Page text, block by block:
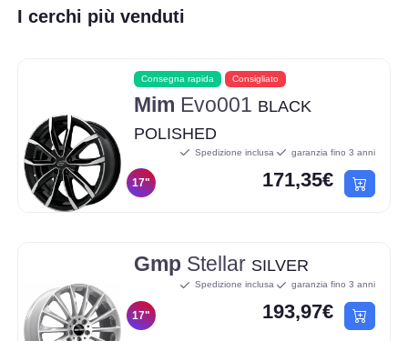
I cerchi più venduti
Consegna rapida Consigliato
Mim Evo001 BLACK
POLISHED
17"
Spedizione inclusa garanzia fino 3 anni
171,35€
Gmp Stellar SILVER
17"
Spedizione inclusa garanzia fino 3 anni
193,97€